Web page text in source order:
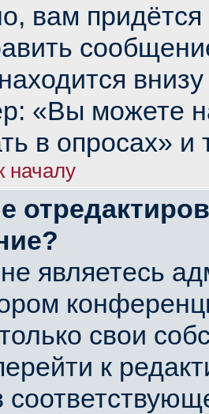
вам придётся
«Вы можете
в опросах» и
началу
являетесь
свои
к